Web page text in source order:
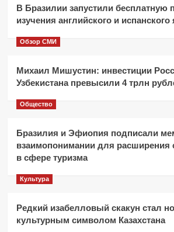
В Бразилии запустили бесплатную
изучения английского и
Обзор СМИ
Михаил Мишустин: инвестиции
Узбекистана превысили 4 трлн
Общество
Бразилия и Эфиопия подписали
взаимопонимании для расширения
в сфере туризма
Культура
Редкий изабелловый скакун стал
культурным символом Казахстана